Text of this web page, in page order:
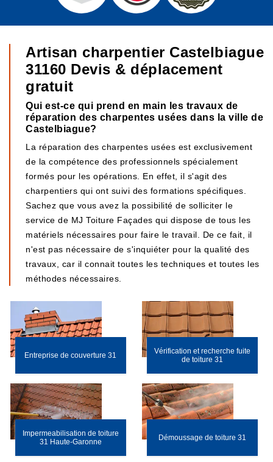
Artisan charpentier Castelbiague
31160 Devis & déplacement
gratuit
Qui est-ce qui prend en main les travaux de
réparation des charpentes usées dans la ville de
Castelbiague?
La réparation des charpentes usées est exclusivement
de la compétence des professionnels spécialement
formés pour les opérations. En effet, il s'agit des
charpentiers qui ont suivi des formations spécifiques.
Sachez que vous avez la possibilité de solliciter le
service de MJ Toiture Façades qui dispose de tous les
matériels nécessaires pour faire le travail. De ce fait, il
n'est pas nécessaire de s'inquiéter pour la qualité des
travaux, car il connait toutes les techniques et toutes les
méthodes nécessaires.
Entreprise de couverture 31
Vérification et recherche fuite
de toiture 31
Impermeabilisation de toiture
31 Haute-Garonne
Démoussage de toiture 31